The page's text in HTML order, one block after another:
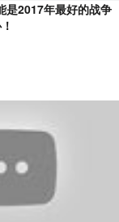
是2017年最好的战争